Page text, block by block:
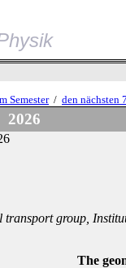
Semester/ den nächsten
2026
transport group,
The